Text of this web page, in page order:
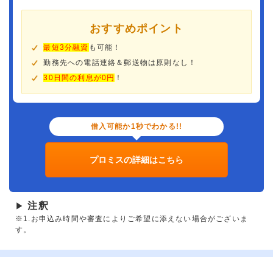
おすすめポイント
最短3分融資 も可能！
勤務先への電話連絡＆郵送物は原則なし！
30日間の利息が0円 ！
借入可能か1秒でわかる!!
プロミスの詳細はこちら
▶ 注釈
※1.お申込み時間や審査によりご希望に添えない場合がございま
す。